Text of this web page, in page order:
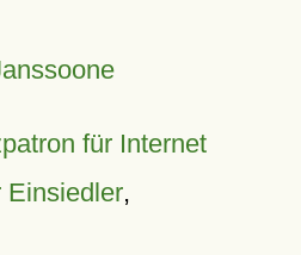
für Internet
Einsiedler,